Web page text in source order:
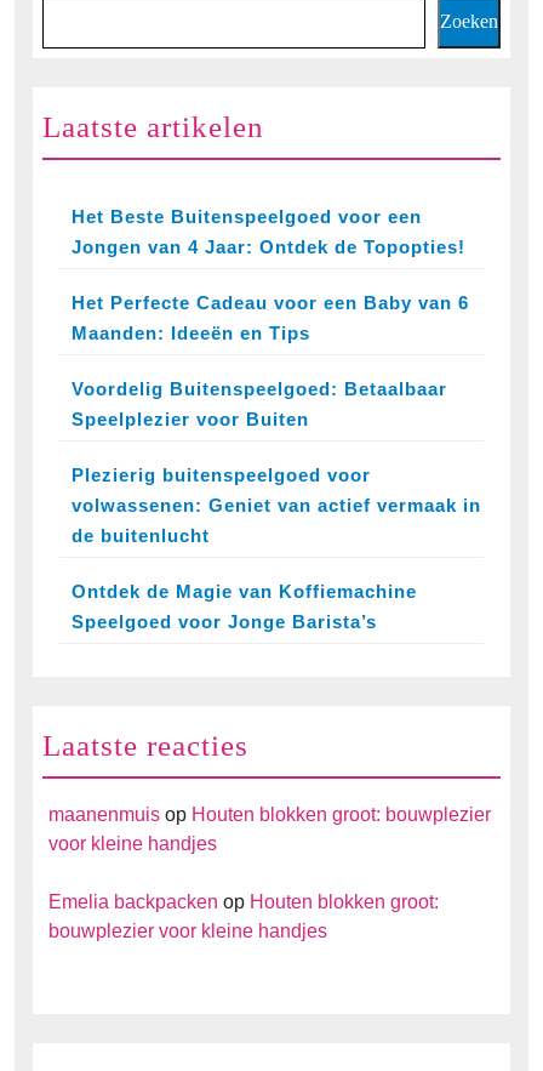
Zoeken
Laatste artikelen
Het Beste Buitenspeelgoed voor een
Jongen van 4 Jaar: Ontdek de Topopties!
Het Perfecte Cadeau voor een Baby van 6
Maanden: Ideeën en Tips
Voordelig Buitenspeelgoed: Betaalbaar
Speelplezier voor Buiten
Plezierig buitenspeelgoed voor
volwassenen: Geniet van actief vermaak in
de buitenlucht
Ontdek de Magie van Koffiemachine
Speelgoed voor Jonge Barista’s
Laatste reacties
maanenmuis op Houten blokken groot: bouwplezier
voor kleine handjes
Emelia backpacken op Houten blokken groot:
bouwplezier voor kleine handjes